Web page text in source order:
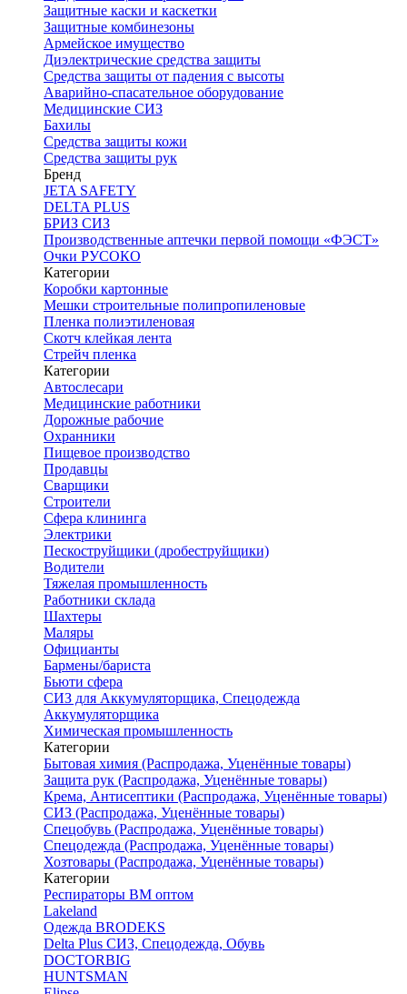
Защитные каски и каскетки
Защитные комбинезоны
Армейское имущество
Диэлектрические средства защиты
Средства защиты от падения с высоты
Аварийно-спасательное оборудование
Медицинские СИЗ
Бахилы
Средства защиты кожи
Средства защиты рук
Бренд
JETA SAFETY
DELTA PLUS
БРИЗ СИЗ
Производственные аптечки первой помощи «ФЭСТ»
Очки РУСОКО
Категории
Коробки картонные
Мешки строительные полипропиленовые
Пленка полиэтиленовая
Скотч клейкая лента
Стрейч пленка
Категории
Автослесари
Медицинские работники
Дорожные рабочие
Охранники
Пищевое производство
Продавцы
Сварщики
Строители
Сфера клининга
Электрики
Пескоструйщики (дробеструйщики)
Водители
Тяжелая промышленность
Работники склада
Шахтеры
Маляры
Официанты
Бармены/бариста
Бьюти сфера
СИЗ для Аккумуляторщика, Спецодежда
Аккумуляторщика
Химическая промышленность
Категории
Бытовая химия (Распродажа, Уценённые товары)
Защита рук (Распродажа, Уценённые товары)
Крема, Антисептики (Распродажа, Уценённые товары)
СИЗ (Распродажа, Уценённые товары)
Спецобувь (Распродажа, Уценённые товары)
Спецодежда (Распродажа, Уценённые товары)
Хозтовары (Распродажа, Уценённые товары)
Категории
Респираторы ВМ оптом
Lakeland
Одежда BRODEKS
Delta Plus СИЗ, Спецодежда, Обувь
DOCTORBIG
HUNTSMAN